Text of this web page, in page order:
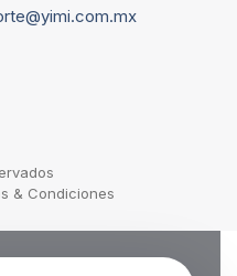
& Condiciones